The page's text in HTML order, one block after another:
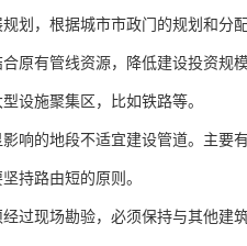
规划，根据城市市政门的规划和分
合原有管线资源，降低建设投资规
型设施聚集区，比如铁路等。
影响的地段不适宜建设管道。主要
持路由短的原则。
经过现场勘验，必须保持与其他建